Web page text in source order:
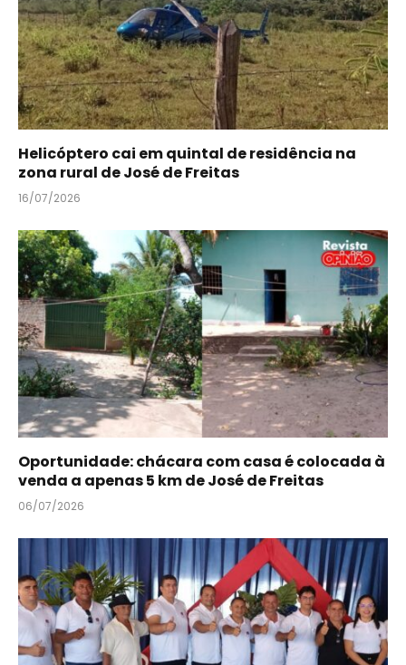
Helicóptero cai em quintal de residência na
zona rural de José de Freitas
16/07/2026
Oportunidade: chácara com casa é colocada à
venda a apenas 5 km de José de Freitas
06/07/2026